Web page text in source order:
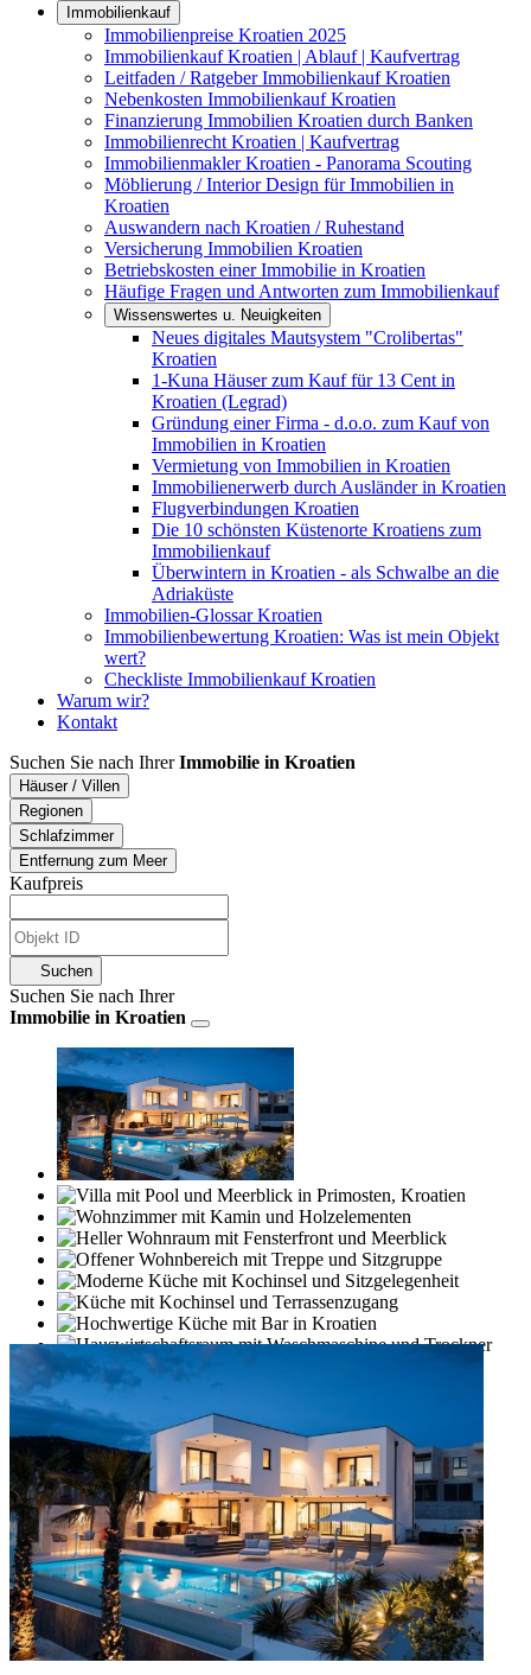
Immobilienkauf
Immobilienpreise Kroatien 2025
Immobilienkauf Kroatien | Ablauf | Kaufvertrag
Leitfaden / Ratgeber Immobilienkauf Kroatien
Nebenkosten Immobilienkauf Kroatien
Finanzierung Immobilien Kroatien durch Banken
Immobilienrecht Kroatien | Kaufvertrag
Immobilienmakler Kroatien - Panorama Scouting
Möblierung / Interior Design für Immobilien in
Kroatien
Auswandern nach Kroatien / Ruhestand
Versicherung Immobilien Kroatien
Betriebskosten einer Immobilie in Kroatien
Häufige Fragen und Antworten zum Immobilienkauf
Wissenswertes u. Neuigkeiten
Neues digitales Mautsystem "Crolibertas"
Kroatien
1-Kuna Häuser zum Kauf für 13 Cent in
Kroatien (Legrad)
Gründung einer Firma - d.o.o. zum Kauf von
Immobilien in Kroatien
Vermietung von Immobilien in Kroatien
Immobilienerwerb durch Ausländer in Kroatien
Flugverbindungen Kroatien
Die 10 schönsten Küstenorte Kroatiens zum
Immobilienkauf
Überwintern in Kroatien - als Schwalbe an die
Adriaküste
Immobilien-Glossar Kroatien
Immobilienbewertung Kroatien: Was ist mein Objekt
wert?
Checkliste Immobilienkauf Kroatien
Warum wir?
Kontakt
Suchen Sie nach IhrerImmobilie in Kroatien
Häuser / Villen
Regionen
Schlafzimmer
Entfernung zum Meer
Kaufpreis
Suchen
Suchen Sie nach Ihrer
Immobilie in Kroatien